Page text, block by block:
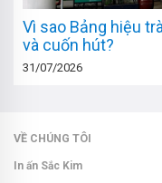
Vì sao Bảng hiệu
và cuốn hút?
31/07/2026
VỀ CHÚNG TÔI
In ấn Sắc Kim